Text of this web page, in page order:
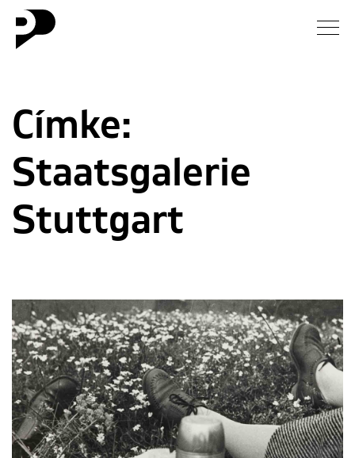
Interjú
Esszé
ENGLISH
Címke:
Staatsgalerie
Stuttgart